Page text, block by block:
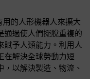
的人形機器人來擴大
通過使人們擺脫重複的
賦予人類能力。利用人
在解決全球勞動力短
以解決製造、物流、